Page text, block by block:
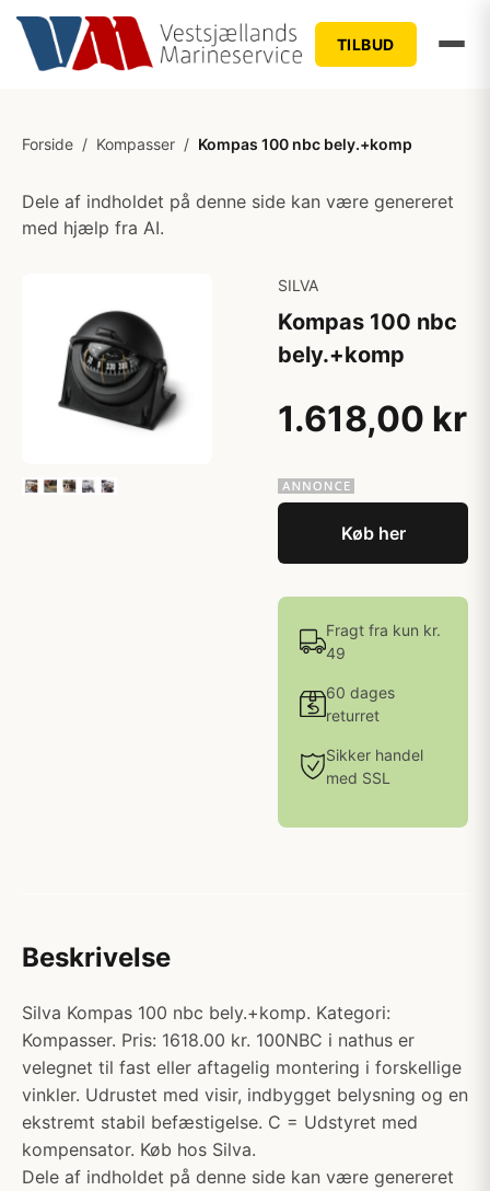
TILBUD
Forside / Kompasser / Kompas 100 nbc bely.+komp
Dele af indholdet på denne side kan være genereret
med hjælp fra AI.
SILVA
Kompas 100 nbc
bely.+komp
1.618,00 kr
Køb her
Fragt fra kun kr.
49
60 dages
returret
Sikker handel
med SSL
Beskrivelse
Silva Kompas 100 nbc bely.+komp. Kategori:
Kompasser. Pris: 1618.00 kr. 100NBC i nathus er
velegnet til fast eller aftagelig montering i forskellige
vinkler. Udrustet med visir, indbygget belysning og en
ekstremt stabil befæstigelse. C = Udstyret med
kompensator. Køb hos Silva.
Dele af indholdet på denne side kan være genereret